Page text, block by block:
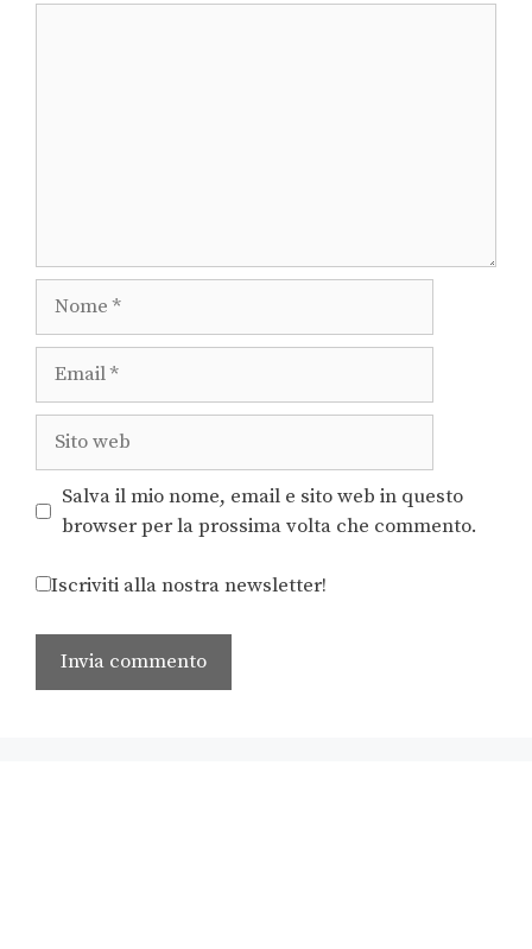
Salva il mio nome, email e sito web in questo
browser per la prossima volta che commento.
Iscriviti alla nostra newsletter!